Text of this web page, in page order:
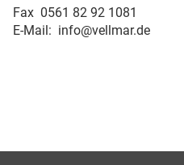
Fax 0561 82 92 1081
E-Mail: info@vellmar.de